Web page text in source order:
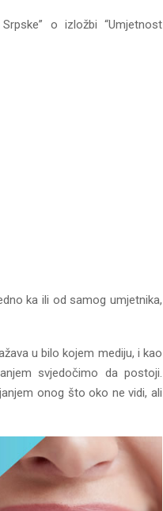
o izložbi “Umjetnost
ka ili od samog umjetnika,
u bilo kojem mediju, i kao
svjedočimo da postoji.
onog što oko ne vidi, ali